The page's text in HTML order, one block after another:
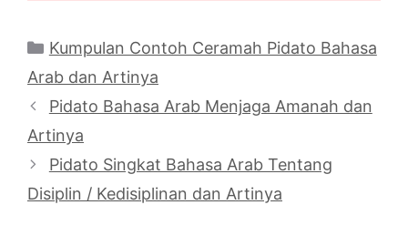
Categories
Kumpulan Contoh Ceramah Pidato Bahasa
Arab dan Artinya
Pidato Bahasa Arab Menjaga Amanah dan
Artinya
Pidato Singkat Bahasa Arab Tentang
Disiplin / Kedisiplinan dan Artinya